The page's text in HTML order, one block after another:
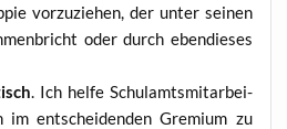
vor­zu­zie­hen, der unter sei­nen
oder durch eben­die­ses
. Ich hel­fe Schul­amts­mit­ar­bei­
im ent­schei­den­den Gre­mi­um zu